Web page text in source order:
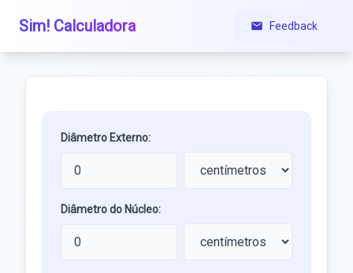
Sim! Calculadora Feedback
Diâmetro Externo:
Diâmetro do Núcleo: